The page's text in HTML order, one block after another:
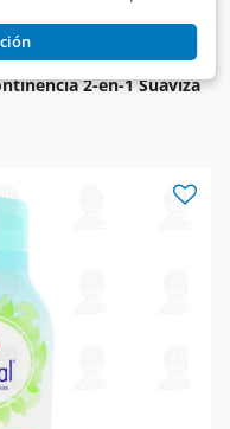
Femenina
2-en-1 Suaviza